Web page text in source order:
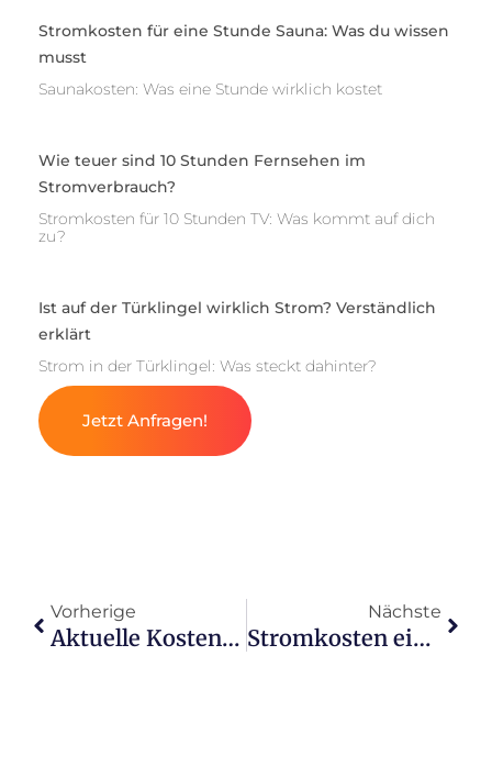
Stromkosten für eine Stunde Sauna: Was du wissen
musst
Saunakosten: Was eine Stunde wirklich kostet
Wie teuer sind 10 Stunden Fernsehen im
Stromverbrauch?
Stromkosten für 10 Stunden TV: Was kommt auf dich
zu?
Ist auf der Türklingel wirklich Strom? Verständlich
erklärt
Strom in der Türklingel: Was steckt dahinter?
Jetzt Anfragen!
Vorherige
Aktuelle Kosten für 1 kWh Strom an der Ladesäule
Nächste
Stromkosten eines Weinkühlschranks pro Jahr erklärt